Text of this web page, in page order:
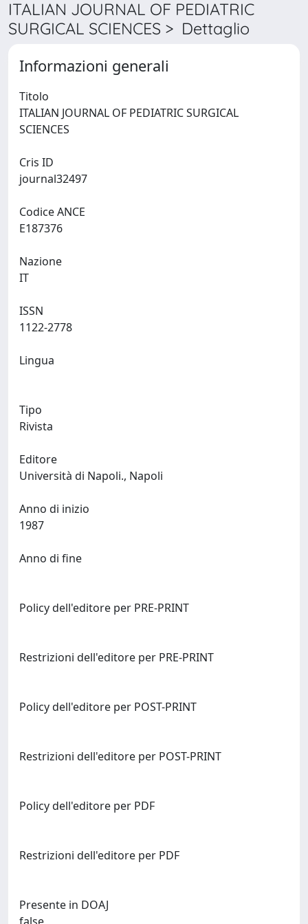
ITALIAN JOURNAL OF PEDIATRIC
SURGICAL SCIENCES > Dettaglio
Informazioni generali
Titolo
ITALIAN JOURNAL OF PEDIATRIC SURGICAL
Cris ID
Codice ANCE
Nazione
ISSN
Lingua
Tipo
Rivista
Editore
Anno di inizio
Anno di fine
Policy dell'editore per PRE-PRINT
Restrizioni dell'editore per PRE-PRINT
Policy dell'editore per POST-PRINT
Restrizioni dell'editore per POST-PRINT
Policy dell'editore per PDF
Restrizioni dell'editore per PDF
Presente in DOAJ